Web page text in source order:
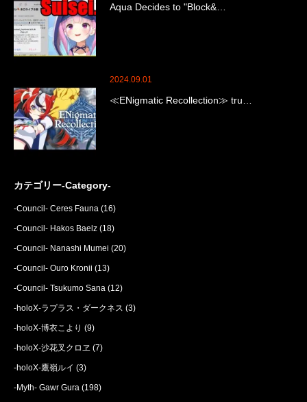
Aqua Decides to "Block&…
2024.09.01
≪ENigmatic Recollection≫ tru…
カテゴリー-Category-
-Council- Ceres Fauna (16)
-Council- Hakos Baelz (18)
-Council- Nanashi Mumei (20)
-Council- Ouro Kronii (13)
-Council- Tsukumo Sana (12)
-holoX-ラプラス・ダークネス (3)
-holoX-博衣こより (9)
-holoX-沙花叉クロヱ (7)
-holoX-鷹嶺ルイ (3)
-Myth- Gawr Gura (198)